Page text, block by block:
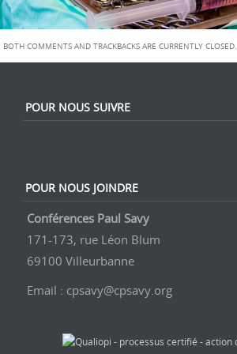
BOTH COMMENTS AND TRACKBACKS ARE CURRENTLY CLOSED.
POUR NOUS SUIVRE
POUR NOUS JOINDRE
Conférences Paul Savy
171-173, rue Léon Blum
69100 Villeurbanne
Email : cpsavy@cpsavy.org